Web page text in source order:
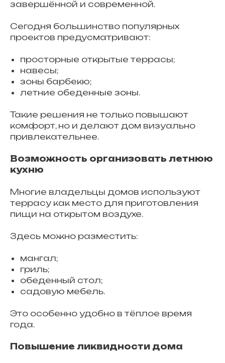
завершённой и современной.
Сегодня большинство популярных
проектов предусматривают:
просторные открытые террасы;
навесы;
зоны барбекю;
летние обеденные зоны.
Такие решения не только повышают
комфорт, но и делают дом визуально
привлекательнее.
Возможность организовать летнюю
кухню
Многие владельцы домов используют
террасу как место для приготовления
пищи на открытом воздухе.
Здесь можно разместить:
мангал;
гриль;
обеденный стол;
садовую мебель.
Это особенно удобно в тёплое время
года.
Повышение ликвидности дома